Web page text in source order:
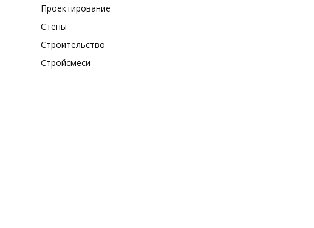
Проектирование
Стены
Строительство
Стройсмеси